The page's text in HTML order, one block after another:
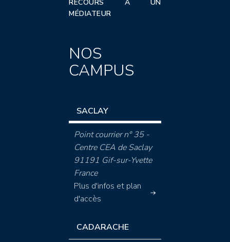
RECOURS À UN
MÉDIATEUR
NOS
CAMPUS
SACLAY
Point courrier n° 35 -
Centre CEA de Saclay
91191 Gif-sur-Yvette
France
Plus d'infos et plan
d'accès
CADARACHE